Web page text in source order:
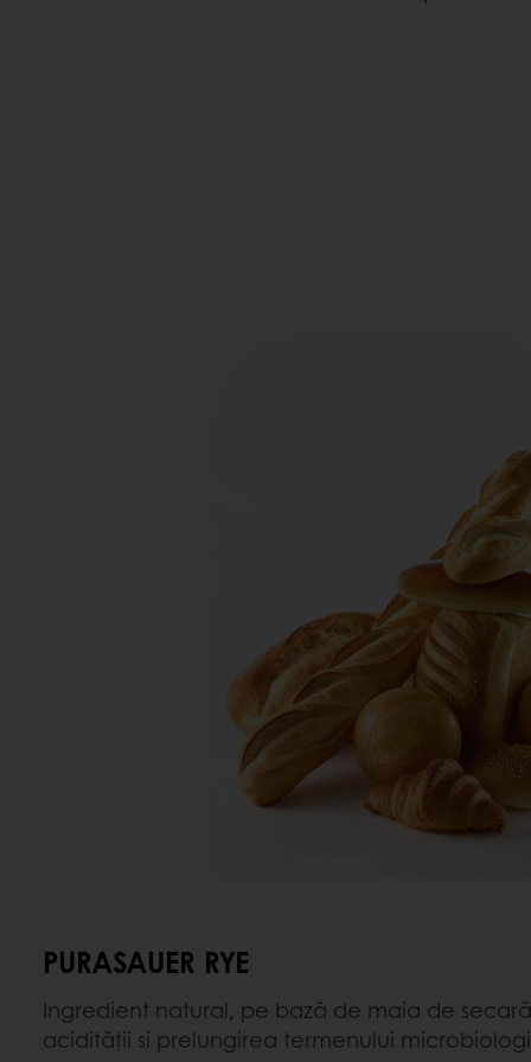
PURASAUER RYE
Ingredient natural, pe bază de maia de
acidității si prelungirea termenului